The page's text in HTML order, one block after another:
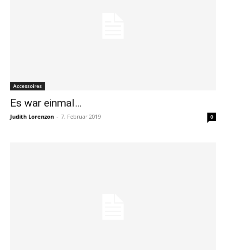
Accessoires
Es war einmal…
Judith Lorenzon - 7. Februar 2019 0